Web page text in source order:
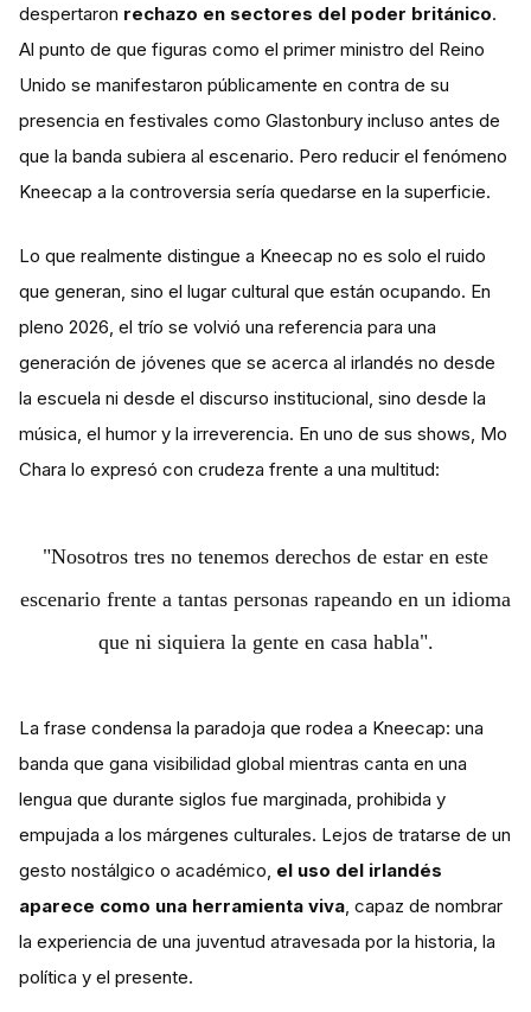
despertaron rechazo en sectores del poder británico.
Al punto de que figuras como el primer ministro del Reino
Unido se manifestaron públicamente en contra de su
presencia en festivales como Glastonbury incluso antes de
que la banda subiera al escenario. Pero reducir el fenómeno
Kneecap a la controversia sería quedarse en la superficie.
Lo que realmente distingue a Kneecap no es solo el ruido
que generan, sino el lugar cultural que están ocupando. En
pleno 2026, el trío se volvió una referencia para una
generación de jóvenes que se acerca al irlandés no desde
la escuela ni desde el discurso institucional, sino desde la
música, el humor y la irreverencia. En uno de sus shows, Mo
Chara lo expresó con crudeza frente a una multitud:
"Nosotros tres no tenemos derechos de estar en este
escenario frente a tantas personas rapeando en un idioma
que ni siquiera la gente en casa habla".
La frase condensa la paradoja que rodea a Kneecap: una
banda que gana visibilidad global mientras canta en una
lengua que durante siglos fue marginada, prohibida y
empujada a los márgenes culturales. Lejos de tratarse de un
gesto nostálgico o académico, el uso del irlandés
aparece como una herramienta viva, capaz de nombrar
la experiencia de una juventud atravesada por la historia, la
política y el presente.